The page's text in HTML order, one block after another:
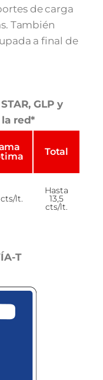
de carga
También
a final de
GLP y
la red*
Total
cts/lt.
Hasta
13,5
cts/lt.
T